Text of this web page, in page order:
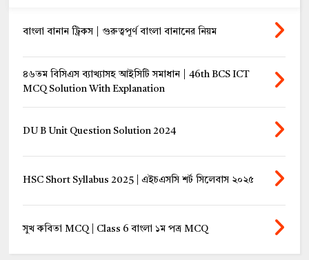
বাংলা বানান ট্রিকস | গুরুত্বপূর্ণ বাংলা বানানের নিয়ম
৪৬তম বিসিএস ব্যাখ্যাসহ আইসিটি সমাধান | 46th BCS ICT
MCQ Solution With Explanation
DU B Unit Question Solution 2024
HSC Short Syllabus 2025 | এইচএসসি শর্ট সিলেবাস ২০২৫
সুখ কবিতা MCQ | Class 6 বাংলা ১ম পত্র MCQ